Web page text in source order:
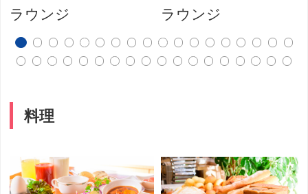
ラウンジ
ラウンジ
料理